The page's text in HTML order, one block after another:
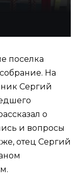
поселка
На
Сергий
о
и вопросы
отец Сергий